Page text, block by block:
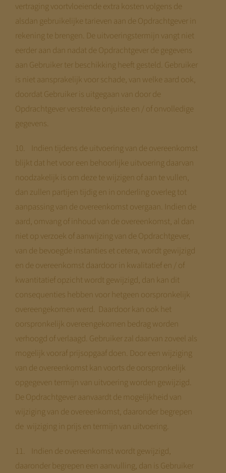
vertraging voortvloeiende extra kosten volgens de
alsdan gebruikelijke tarieven aan de Opdrachtgever in
rekening te brengen. De uitvoeringstermijn vangt niet
eerder aan dan nadat de Opdrachtgever de gegevens
aan Gebruiker ter beschikking heeft gesteld. Gebruiker
is niet aansprakelijk voor schade, van welke aard ook,
doordat Gebruiker is uitgegaan van door de
Opdrachtgever verstrekte onjuiste en / of onvolledige
gegevens.
10. Indien tijdens de uitvoering van de overeenkomst
blijkt dat het voor een behoorlijke uitvoering daarvan
noodzakelijk is om deze te wijzigen of aan te vullen,
dan zullen partijen tijdig en in onderling overleg tot
aanpassing van de overeenkomst overgaan. Indien de
aard, omvang of inhoud van de overeenkomst, al dan
niet op verzoek of aanwijzing van de Opdrachtgever,
van de bevoegde instanties et cetera, wordt gewijzigd
en de overeenkomst daardoor in kwalitatief en / of
kwantitatief opzicht wordt gewijzigd, dan kan dit
consequenties hebben voor hetgeen oorspronkelijk
overeengekomen werd. Daardoor kan ook het
oorspronkelijk overeengekomen bedrag worden
verhoogd of verlaagd. Gebruiker zal daarvan zoveel als
mogelijk vooraf prijsopgaaf doen. Door een wijziging
van de overeenkomst kan voorts de oorspronkelijk
opgegeven termijn van uitvoering worden gewijzigd.
De Opdrachtgever aanvaardt de mogelijkheid van
wijziging van de overeenkomst, daaronder begrepen
de wijziging in prijs en termijn van uitvoering.
11. Indien de overeenkomst wordt gewijzigd,
daaronder begrepen een aanvulling, dan is Gebruiker